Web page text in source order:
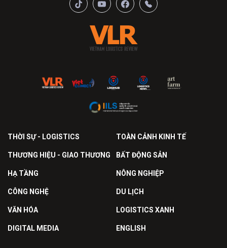
THỜI SỰ - LOGISTICS TOÀN CẢNH KINH TẾ
THƯƠNG HIỆU - GIAO THƯƠNG BẤT ĐỘNG SẢN
HẠ TẦNG NÔNG NGHIỆP
CÔNG NGHỆ DU LỊCH
VĂN HÓA LOGISTICS XANH
DIGITAL MEDIA ENGLISH